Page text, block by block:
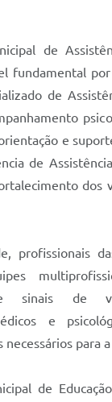
de
fundamental
de
e
de
dos
profissionais
sinais de
e
para
de